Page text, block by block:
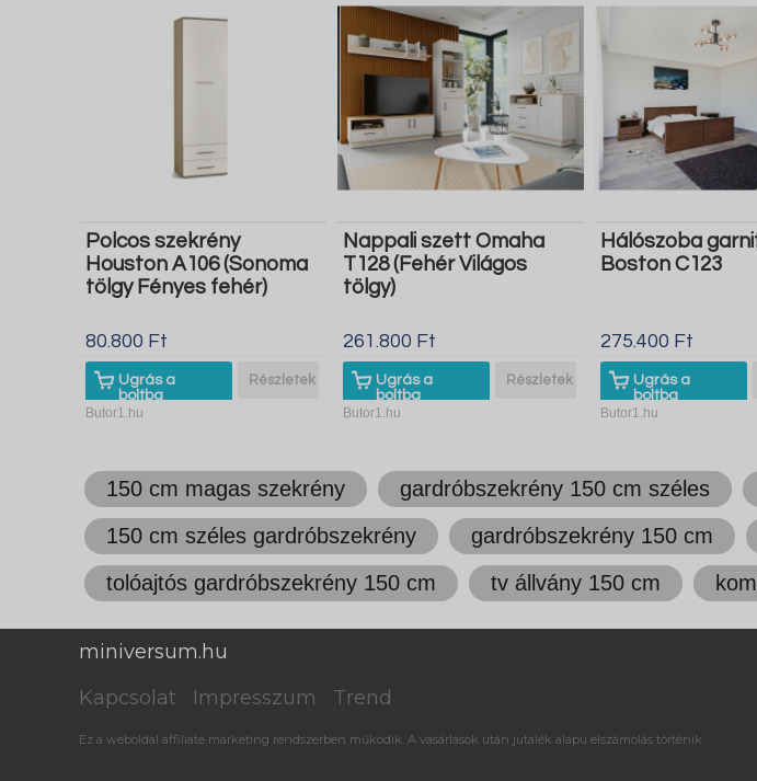
Polcos szekrény
Houston A106 (Sonoma
tölgy Fényes fehér)
80.800 Ft
Ugrás a
boltba
Részletek
Butor1.hu
Nappali szett Omaha
T128 (Fehér Világos
tölgy)
261.800 Ft
Ugrás a
boltba
Részletek
Butor1.hu
Hálószoba
Boston C123
275.400 Ft
Ugrás a
boltba
Butor1.hu
150 cm magas szekrény gardróbszekrény 150 cm széles
150 cm széles gardróbszekrény
gardróbszekrény 150 cm
tolóajtós gardróbszekrény 150 cm
tv állvány 150 cm
miniversum.hu
Kapcsolat
Impresszum Trend
Ez a weboldal affiliate marketing rendszerben működik. A vásárlások után jutalék alapú elszámolás történik.